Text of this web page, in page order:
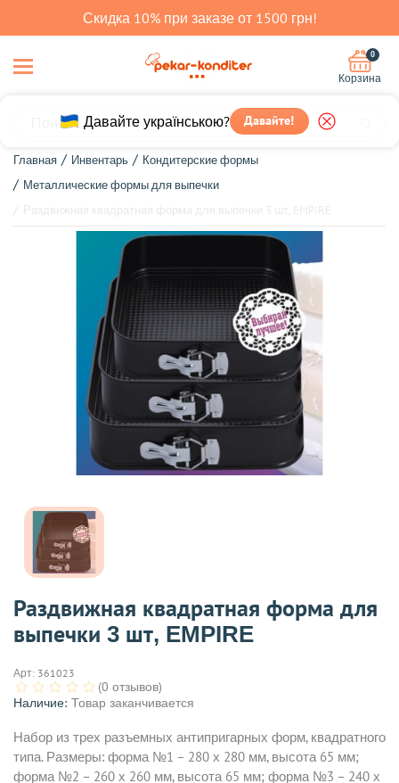
Скидка 10% при заказе от 1500 грн!
Давайте українською? Давайте!
0
Корзина
Главная Инвентарь
Кондитерские формы
Металлические формы для выпечки
Раздвижная квадратная форма для
выпечки 3 шт, EMPIRE
Арт: 361023
(0 отзывов)
Наличие: Товар заканчивается
Набор из трех разъемных антипригарных форм, квадратного
типа. Размеры: форма №1 – 280 х 280 мм, высота 65 мм;
форма №2 – 260 х 260 мм, высота 65 мм; форма №3 – 240 х